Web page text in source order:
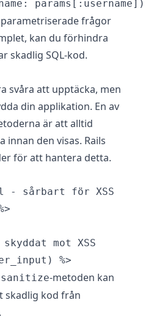
frågor
kan du förhindra
skadlig SQL-kod.
svåra att upptäcka, men
din applikation. En av
är att alltid
innan den visas. Rails
för att hantera detta.
- sårbart för XSS
mot XSS
sanitize-metoden kan
skadlig kod från